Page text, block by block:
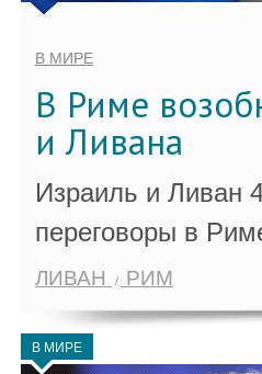
В МИРЕ
В Риме
и Ливана
Израиль и Ливан
переговоры в
ЛИВАН РИМ
В МИРЕ